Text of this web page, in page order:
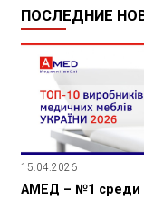
ПОСЛЕДНИЕ
15.04.2026
АМЕД – №1 среди